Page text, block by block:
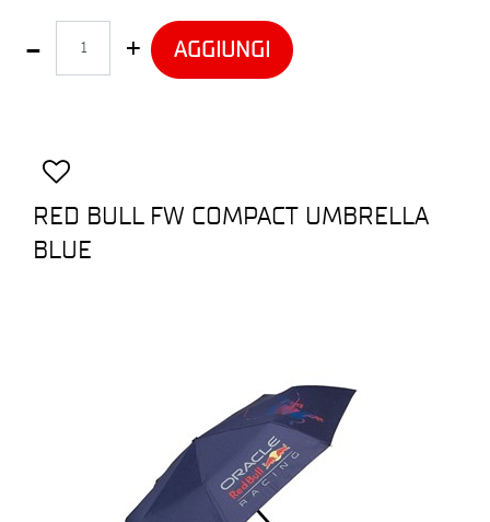
AGGIUNGI
RED BULL FW COMPACT UMBRELLA
BLUE